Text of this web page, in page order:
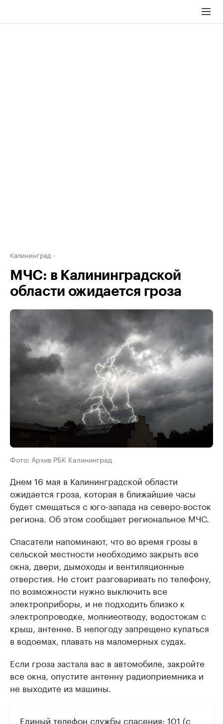
Калининград
МЧС: в Калининградской
области ожидается гроза
Фото: Архив РБК Калининград
Днем 16 мая в Калининградской области
ожидается гроза, которая в ближайшие часы
будет смещаться с юго-запада на северо-восток
региона. Об этом сообщает региональное МЧС.
Спасатели напоминают, что во время грозы в
сельской местности необходимо закрыть все
окна, двери, дымоходы и вентиляционные
отверстия. Не стоит разговаривать по телефону,
по возможности нужно выключить все
электроприборы, и не подходить близко к
электропроводке, молниеотводу, водостокам с
крыш, антенне. В непогоду запрещено купаться
в водоемах, плавать на маломерных судах.
Если гроза застала вас в автомобиле, закройте
все окна, опустите антенну радиоприемника и
не выходите из машины.
Единый телефон службы спасения: 101 (с